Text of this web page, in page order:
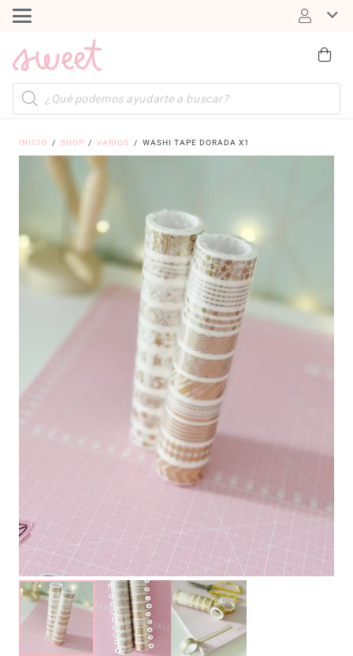
Búsqueda
de
productos
INICIO / SHOP / VARIOS / WASHI TAPE DORADA X1